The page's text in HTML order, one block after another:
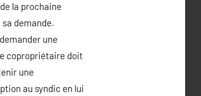
la prochaine
demande.
une
copropriétaire doit
une
au syndic en lui